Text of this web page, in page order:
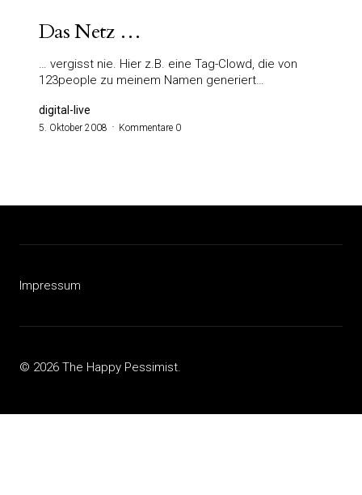
Das Netz …
… vergisst nie. Hier z.B. eine Tag-Clowd, die von
123people zu meinem Namen generiert…
digital-live
5. Oktober 2008 Kommentare 0
Impressum
© 2026 The Happy Pessimist.